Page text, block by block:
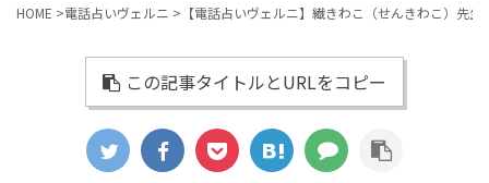
HOME >電話占いヴェルニ > 【電話占いヴェルニ】繊きわこ（せんきわこ）先
この記事タイトルとURLをコピー